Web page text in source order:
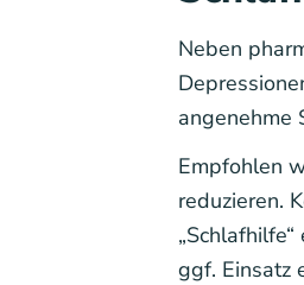
Neben
angenehme
Empfohlen
reduzieren.
ggf. Einsatz